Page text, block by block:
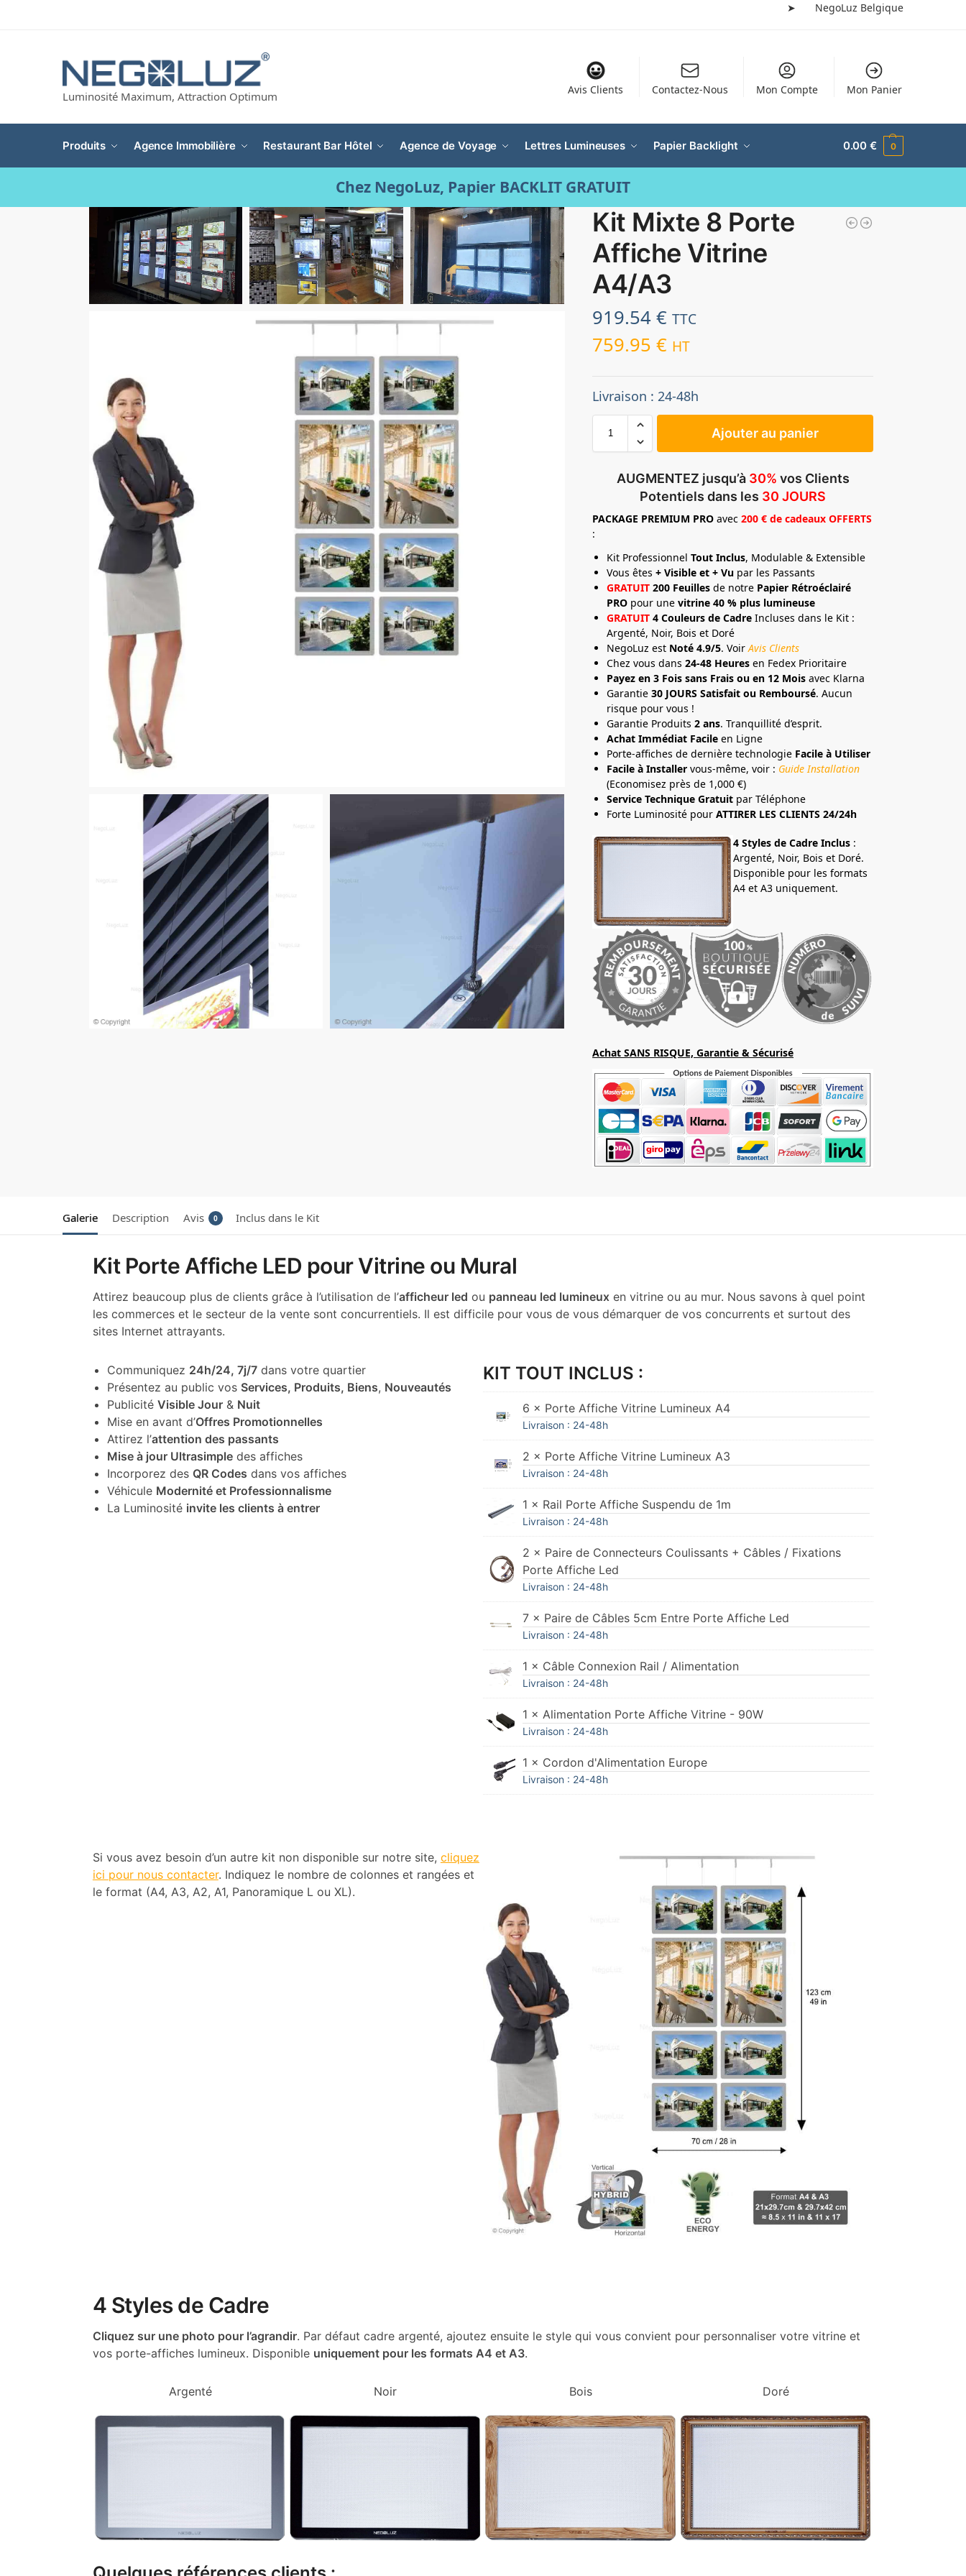
➤ NegoLuz Belgique
Luminosité Maximum, Attraction Optimum
Avis Clients Contactez-Nous Mon Compte Mon Panier
Produits Agence Immobilière Restaurant Bar Hôtel Agence de Voyage Lettres Lumineuses Papier Backlight 0.00€ 0
Chez NegoLuz, Papier BACKLIT GRATUIT
Kit Mixte 8 Porte
Affiche Vitrine
A4/A3
919.54€ TTC
759.95€ HT
Livraison : 24-48h
Ajouter au panier
AUGMENTEZ jusqu’à 30% vos Clients
Potentiels dans les 30 JOURS
PACKAGE PREMIUM PRO avec200 € de cadeaux OFFERTS
:
Kit ProfessionnelTout Inclus, Modulable & Extensible
Vous êtes+ Visible et + Vu par les Passants
GRATUIT 200 Feuilles de notre Papier Rétroéclairé
PRO pour unevitrine 40 % plus lumineuse
GRATUIT 4 Couleurs de CadreIncluses dans le Kit :
Argenté, Noir, Bois et Doré
NegoLuz est Noté 4.9/5. VoirAvis Clients
Chez vous dans24-48 Heures en Fedex Prioritaire
Payez en 3 Fois sans Frais ou en 12 Mois avec Klarna
Garantie 30 JOURS Satisfait ou Remboursé. Aucun
risque pour vous !
Garantie Produits 2 ans. Tranquillité d’esprit.
Achat Immédiat Facile en Ligne
Porte-affiches de dernière technologie Facile à Utiliser
Facile à Installer vous-même, voir : Guide Installation
(Economisez près de 1,000 €)
Service Technique Gratuit par Téléphone
Forte Luminosité pourATTIRER LES CLIENTS 24/24h
4 Styles de Cadre Inclus:
Argenté, Noir, Bois et Doré.
Disponible pour les formats
A4 et A3 uniquement.
Achat SANS RISQUE, Garantie & Sécurisé
Galerie Description Avis 0 Inclus dans le Kit
Kit Porte Affiche LED pour Vitrine ou Mural
Attirez beaucoup plus de clients grâce à l’utilisation de l’afficheur led ou panneau led lumineuxen vitrine ou au mur. Nous savons à quel point
les commerces et le secteur de la vente sont concurrentiels. Il est difficile pour vous de vous démarquer de vos concurrents et surtout des
sites Internet attrayants.
Communiquez 24h/24, 7j/7dans votre quartier
Présentez au public vos Services, Produits, Biens, Nouveautés
Publicité Visible Jour& Nuit
Mise en avant d’Offres Promotionnelles
Attirez l’attention des passants
Mise à jour Ultrasimpledes affiches
Incorporez des QR Codes dans vos affiches
Véhicule Modernité et Professionnalisme
La Luminosité invite les clients à entrer
KIT TOUT INCLUS :
6 × Porte Affiche Vitrine Lumineux A4
Livraison : 24-48h
2 × Porte Affiche Vitrine Lumineux A3
Livraison : 24-48h
1 × Rail Porte Affiche Suspendu de 1m
Livraison : 24-48h
2 × Paire de Connecteurs Coulissants + Câbles / Fixations
Porte Affiche Led
Livraison : 24-48h
7 × Paire de Câbles 5cm Entre Porte Affiche Led
Livraison : 24-48h
1 × Câble Connexion Rail / Alimentation
Livraison : 24-48h
1 × Alimentation Porte Affiche Vitrine - 90W
Livraison : 24-48h
1 × Cordon d'Alimentation Europe
Livraison : 24-48h
Si vous avez besoin d’un autre kit non disponible sur notre site, cliquez
ici pour nous contacter. Indiquez le nombre de colonnes et rangées et
le format (A4, A3, A2, A1, Panoramique L ou XL).
4 Styles de Cadre
Cliquez sur une photo pour l’agrandir. Par défaut cadre argenté, ajoutez ensuite le style qui vous convient pour personnaliser votre vitrine et
vos porte-affiches lumineux. Disponible uniquement pour les formats A4 et A3.
Argenté Noir Bois Doré